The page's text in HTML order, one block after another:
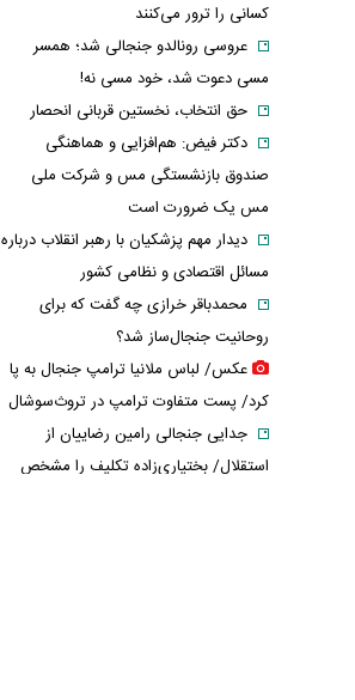
کسانی را ترور می‌کنند
عروسی رونالدو جنجالی شد؛ همسر
مسی دعوت شد، خود مسی نه!
حق انتخاب، نخستین قربانی انحصار
دکتر فیض: هم‌افزایی و هماهنگی
صندوق بازنشستگی مس و شرکت ملی
مس یک ضرورت است
دیدار مهم پزشکیان با رهبر انقلاب درباره
مسائل اقتصادی و نظامی کشور
محمدباقر خرازی چه گفت که برای
روحانیت جنجال‌ساز شد؟
عکس/ لباس ملانیا ترامپ جنجال به پا
کرد/ پست متفاوت ترامپ در تروث‌سوشال
جدایی جنجالی رامین رضاییان از
استقلال/ بختیاری‌زاده تکلیف را مشخص